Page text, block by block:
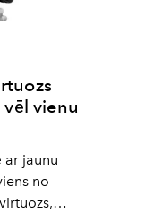
vienu
ar jaunu
no